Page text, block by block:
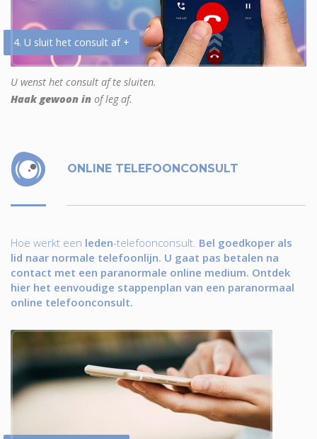
4. U sluit het consult af +
U wenst het consult af te sluiten.
Haak gewoon in of leg af.
ONLINE TELEFOONCONSULT
Hoe werkt een leden-telefoonconsult. Bel goedkoper als
lid naar normale telefoonlijn. U gaat pas betalen na
contact met een paranormale online medium. Ontdek
hier het eenvoudige stappenplan van een paranormaal
online telefoonconsult.